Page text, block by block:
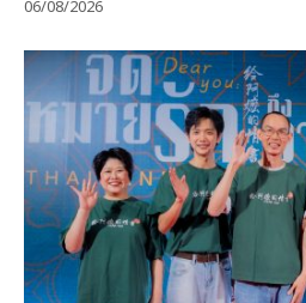
06/08/2026